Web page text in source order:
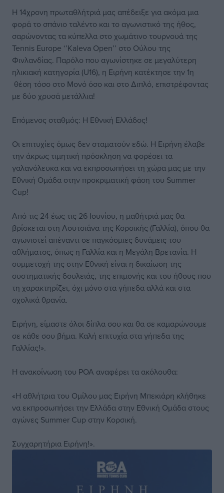
Η 14χρονη πρωταθλήτριά μας απέδειξε για ακόμα μια
φορά το σπάνιο ταλέντο και το αγωνιστικό της ήθος,
σαρώνοντας τα κύπελλα στο χωμάτινο τουρνουά της
Tennis Europe ‘’Kaleva Open’’ στο Ούλου της
Φινλανδίας. Παρόλο που αγωνίστηκε σε μεγαλύτερη
ηλικιακή κατηγορία (U16), η Ειρήνη κατέκτησε την 1η
θέση τόσο στο Μονό όσο και στο Διπλό, επιστρέφοντας
με δύο χρυσά μετάλλια!
Επόμενος σταθμός: Η Εθνική Ελλάδος!
Οι επιτυχίες όμως δεν σταματούν εδώ. Η Ειρήνη έλαβε
την άκρως τιμητική πρόσκληση να φορέσει τα
γαλανόλευκα και να εκπροσωπήσει τη χώρα μας με την
Εθνική Ομάδα στην προκριματική φάση του Summer
Cup!
Από τις 24 έως τις 26 Ιουνίου, η μαθήτριά μας θα
βρίσκεται στη Λουτσιάνα της Κορσικής (Γαλλία), όπου θα
αγωνιστεί απέναντι σε παγκόσμιες δυνάμεις του
αθλήματος, όπως η Γαλλία και η Μεγάλη Βρετανία. Η
συμμετοχή της στην Εθνική είναι η δικαίωση της
συστηματικής δουλειάς, της επιμονής και του ήθους που
τη χαρακτηρίζει, όχι μόνο στα γήπεδα αλλά και στα
σχολικά θρανία.
Ειρήνη, είμαστε όλοι δίπλα σου και θα σε καμαρώνουμε
σε κάθε σου βήμα. Καλή επιτυχία στα γήπεδα της
Γαλλίας!».
Η ανακοίνωση του ΡΟΑ αναφέρει τα ακόλουθα:
«Η αθλήτρια του Ομίλου μας Ειρήνη Μπεκιάρη κλήθηκε
να εκπροσωπήσει την Ελλάδα στην Εθνική Ομάδα στους
αγώνες Summer Cup στην Κορσική.
Συγχαρητήρια Ειρήνη!».